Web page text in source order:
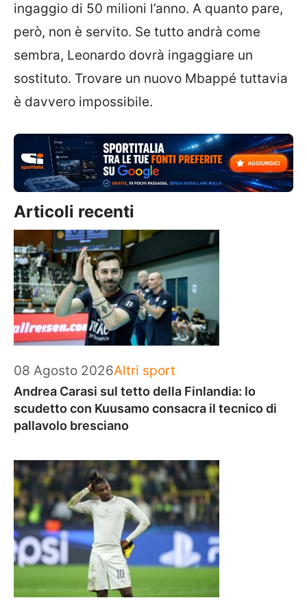
ingaggio di 50 milioni l’anno. A quanto pare,
però, non è servito. Se tutto andrà come
sembra, Leonardo dovrà ingaggiare un
sostituto. Trovare un nuovo Mbappé tuttavia
è davvero impossibile.
Articoli recenti
08 Agosto 2026Categorie
Altri sport
Andrea Carasi sul tetto della Finlandia: lo
scudetto con Kuusamo consacra il tecnico di
pallavolo bresciano